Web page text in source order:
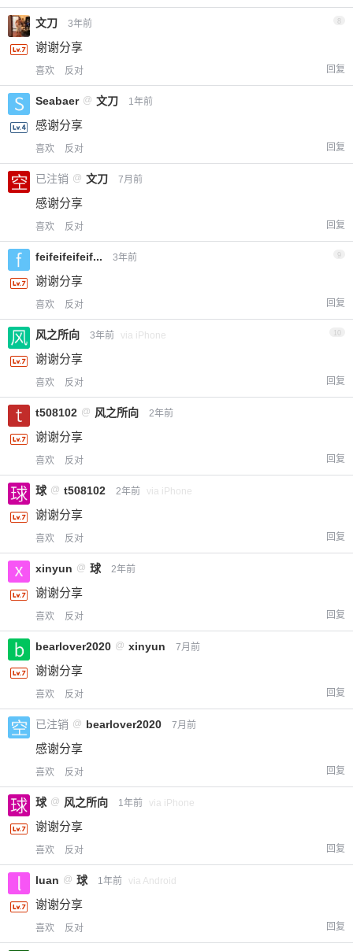
文刀 3年前
谢谢分享
喜欢 反对 回复
Seabaer @ 文刀 1年前
感谢分享
喜欢 反对 回复
已注销 @ 文刀 7月前
感谢分享
喜欢 反对 回复
feifeifeifeif... 3年前 9
谢谢分享
喜欢 反对 回复
风之所向 3年前 via iPhone 10
谢谢分享
喜欢 反对 回复
t508102 @ 风之所向 2年前
谢谢分享
喜欢 反对 回复
球 @ t508102 2年前 via iPhone
谢谢分享
喜欢 反对 回复
xinyun @ 球 2年前
谢谢分享
喜欢 反对 回复
bearlover2020 @ xinyun 7月前
谢谢分享
喜欢 反对 回复
已注销 @ bearlover2020 7月前
感谢分享
喜欢 反对 回复
球 @ 风之所向 1年前 via iPhone
谢谢分享
喜欢 反对 回复
luan @ 球 1年前 via Android
谢谢分享
喜欢 反对 回复